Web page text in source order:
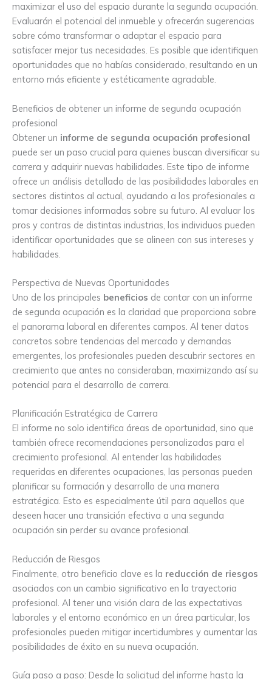
maximizar el uso del espacio durante la segunda ocupación.
Evaluarán el potencial del inmueble y ofrecerán sugerencias
sobre cómo transformar o adaptar el espacio para
satisfacer mejor tus necesidades. Es posible que identifiquen
oportunidades que no habías considerado, resultando en un
entorno más eficiente y estéticamente agradable.
Beneficios de obtener un informe de segunda ocupación
profesional
Obtener un informe de segunda ocupación profesional
puede ser un paso crucial para quienes buscan diversificar su
carrera y adquirir nuevas habilidades. Este tipo de informe
ofrece un análisis detallado de las posibilidades laborales en
sectores distintos al actual, ayudando a los profesionales a
tomar decisiones informadas sobre su futuro. Al evaluar los
pros y contras de distintas industrias, los individuos pueden
identificar oportunidades que se alineen con sus intereses y
habilidades.
Perspectiva de Nuevas Oportunidades
Uno de los principales beneficios de contar con un informe
de segunda ocupación es la claridad que proporciona sobre
el panorama laboral en diferentes campos. Al tener datos
concretos sobre tendencias del mercado y demandas
emergentes, los profesionales pueden descubrir sectores en
crecimiento que antes no consideraban, maximizando así su
potencial para el desarrollo de carrera.
Planificación Estratégica de Carrera
El informe no solo identifica áreas de oportunidad, sino que
también ofrece recomendaciones personalizadas para el
crecimiento profesional. Al entender las habilidades
requeridas en diferentes ocupaciones, las personas pueden
planificar su formación y desarrollo de una manera
estratégica. Esto es especialmente útil para aquellos que
deseen hacer una transición efectiva a una segunda
ocupación sin perder su avance profesional.
Reducción de Riesgos
Finalmente, otro beneficio clave es la reducción de riesgos
asociados con un cambio significativo en la trayectoria
profesional. Al tener una visión clara de las expectativas
laborales y el entorno económico en un área particular, los
profesionales pueden mitigar incertidumbres y aumentar las
posibilidades de éxito en su nueva ocupación.
Guía paso a paso: Desde la solicitud del informe hasta la